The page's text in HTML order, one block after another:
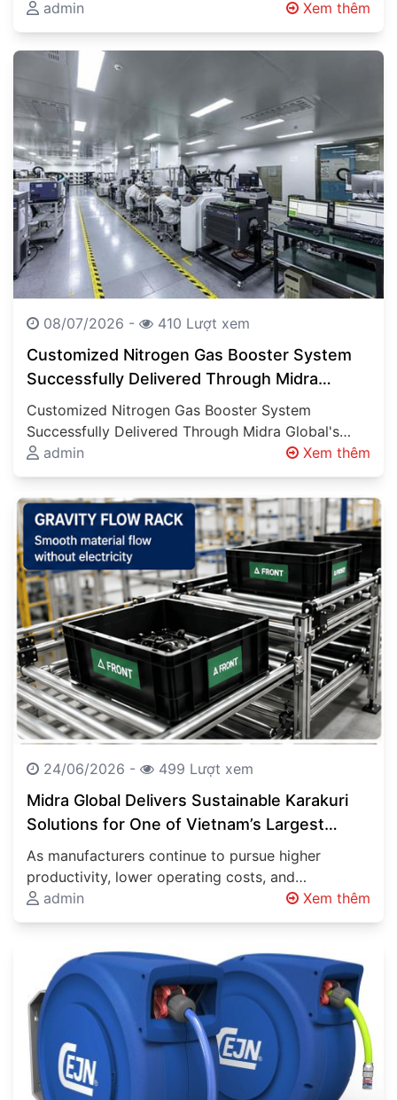
Vehicle Automated Guided Vehicles (AGVs),
Autonomous Mobile Robots…
admin Xem thêm
08/07/2026 - 410 Lượt xem
Customized Nitrogen Gas Booster System
Successfully Delivered Through Midra
Global’s Engineering Expertise Engineering
Solutions Beyond Product Supply
Customized Nitrogen Gas Booster System
Successfully Delivered Through Midra Global's
Engineering Expertise Engineering Solutions
Beyond Product Supply Industrial projects
involving…
admin Xem thêm
24/06/2026 - 499 Lượt xem
Midra Global Delivers Sustainable Karakuri
Solutions for One of Vietnam’s Largest
Automotive Manufacturers
As manufacturers continue to pursue higher
productivity, lower operating costs, and
sustainable production methods, innovative
material handling systems are becoming…
admin Xem thêm